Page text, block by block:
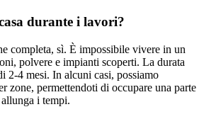
durante i lavori?
completa, sì. È impossibile vivere in un
polvere e impianti scoperti. La durata
2-4 mesi. In alcuni casi, possiamo
zone, permettendoti di occupare una parte
i tempi.